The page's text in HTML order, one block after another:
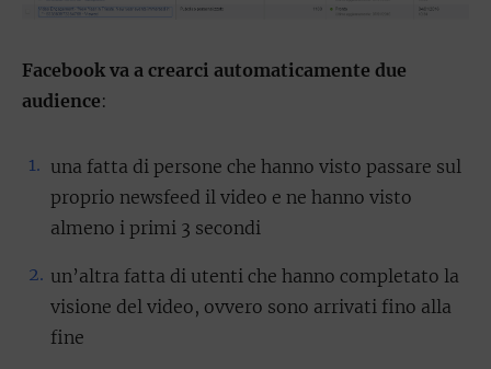
Facebook va a crearci automaticamente due
audience:
una fatta di persone che hanno visto passare sul
proprio newsfeed il video e ne hanno visto
almeno i primi 3 secondi
un’altra fatta di utenti che hanno completato la
visione del video, ovvero sono arrivati fino alla
fine